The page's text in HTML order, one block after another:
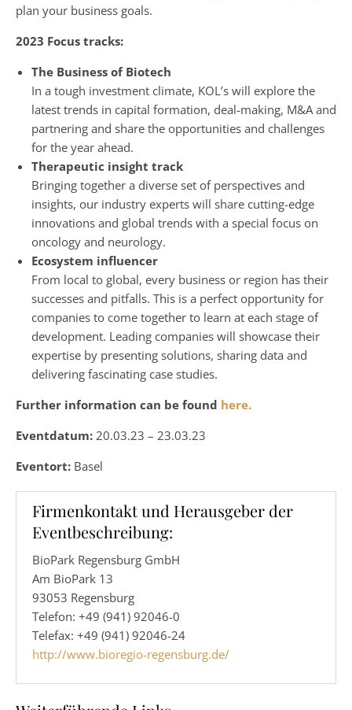
plan your business goals.
2023 Focus tracks:
The Business of Biotech
In a tough investment climate, KOL’s will explore the
latest trends in capital formation, deal-making, M&A and
partnering and share the opportunities and challenges
for the year ahead.
Therapeutic insight track
Bringing together a diverse set of perspectives and
insights, our industry experts will share cutting-edge
innovations and global trends with a special focus on
oncology and neurology.
Ecosystem influencer
From local to global, every business or region has their
successes and pitfalls. This is a perfect opportunity for
companies to come together to learn at each stage of
development. Leading companies will showcase their
expertise by presenting solutions, sharing data and
delivering fascinating case studies.
Further information can be found here.
Eventdatum: 20.03.23 – 23.03.23
Eventort: Basel
Firmenkontakt und Herausgeber der
Eventbeschreibung:
BioPark Regensburg GmbH
Am BioPark 13
93053 Regensburg
Telefon: +49 (941) 92046-0
Telefax: +49 (941) 92046-24
http://www.bioregio-regensburg.de/